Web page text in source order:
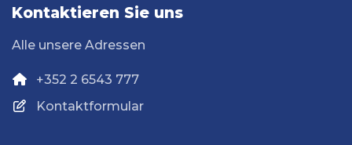
Kontaktieren Sie uns
Alle unsere Adressen
+352 2 6543 777
Kontaktformular